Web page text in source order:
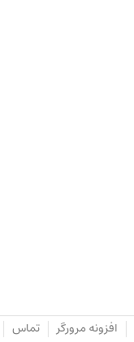
افزونه مرورگر تماس